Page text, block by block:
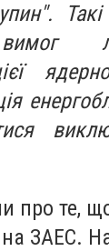
про те,
на ЗАЕС.